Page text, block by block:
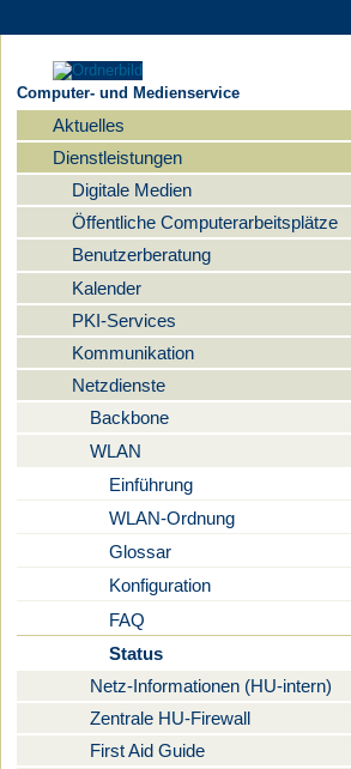
Computer- und Medienservice
Navigation
Aktuelles
Dienstleistungen
Digitale Medien
Öffentliche Computerarbeitsplätze
Benutzerberatung
Kalender
PKI-Services
Kommunikation
Netzdienste
Backbone
WLAN
Einführung
WLAN-Ordnung
Glossar
Konfiguration
FAQ
Status
Netz-Informationen (HU-intern)
Zentrale HU-Firewall
First Aid Guide